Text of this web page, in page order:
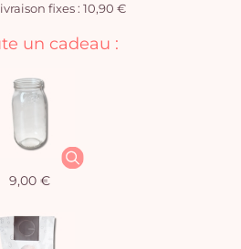
fixes : 10,90 €
un cadeau :
9,00 €